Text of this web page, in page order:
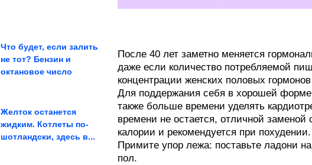
Что будет, если залить
не тот? Бензин и
октановое число
Желток останется
жидким. Котлеты по-
шотландски, здесь в...
После 40 лет заметно меняется
даже если количество потребляемой
концентрации женских половых
Для поддержания себя в хорошей
также больше времени уделять
времени не остается, отличной
калории и рекомендуется при похудении.
Примите упор лежа: поставьте ладони
пол.